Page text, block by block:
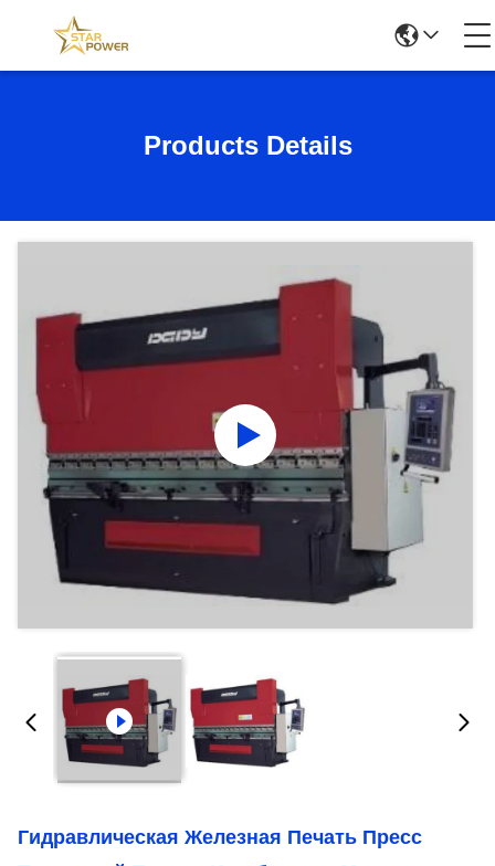
Products Details
Гидравлическая Железная Печать Пресс